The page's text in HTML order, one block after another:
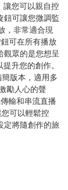
讓您可以親自控
鈕可讓您微調監
，非常適合現
可在所有播放
觀眾的是您想呈
升您的創作。
版本，適用多
勵人心的聲
輸和串流直播
可以輕鬆控
定將隨創作的旅